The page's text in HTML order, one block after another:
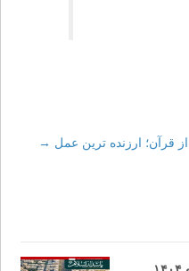
قرآن؛ ارزنده ترين عمل →